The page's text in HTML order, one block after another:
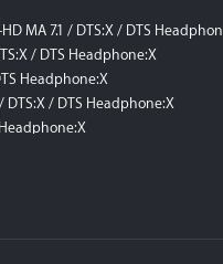
MA 7.1 / DTS:X / DTS
/ DTS Headphone:X
Headphone:X
DTS:X / DTS Headphone:X
Headphone:X
/ DTS:X / DTS...